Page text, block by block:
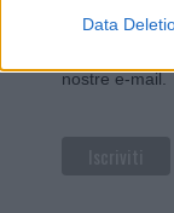
Data
di Mailchimp.
Potrai
nostre e-mail.